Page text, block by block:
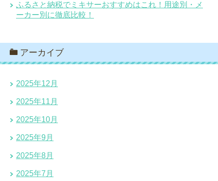
ふるさと納税でミキサーおすすめはこれ！用途別・メ
ーカー別に徹底比較！
アーカイブ
2025年12月
2025年11月
2025年10月
2025年9月
2025年8月
2025年7月